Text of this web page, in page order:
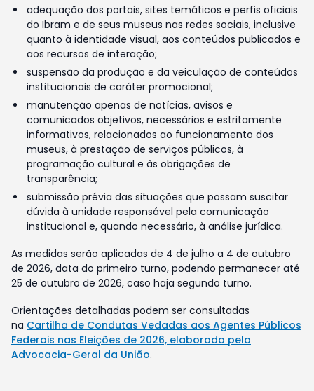
adequação dos portais, sites temáticos e perfis oficiais
do Ibram e de seus museus nas redes sociais, inclusive
quanto à identidade visual, aos conteúdos publicados e
aos recursos de interação;
suspensão da produção e da veiculação de conteúdos
institucionais de caráter promocional;
manutenção apenas de notícias, avisos e
comunicados objetivos, necessários e estritamente
informativos, relacionados ao funcionamento dos
museus, à prestação de serviços públicos, à
programação cultural e às obrigações de
transparência;
submissão prévia das situações que possam suscitar
dúvida à unidade responsável pela comunicação
institucional e, quando necessário, à análise jurídica.
As medidas serão aplicadas de 4 de julho a 4 de outubro
de 2026, data do primeiro turno, podendo permanecer até
25 de outubro de 2026, caso haja segundo turno.
Orientações detalhadas podem ser consultadas
na Cartilha de Condutas Vedadas aos Agentes Públicos
Federais nas Eleições de 2026, elaborada pela
Advocacia-Geral da União.